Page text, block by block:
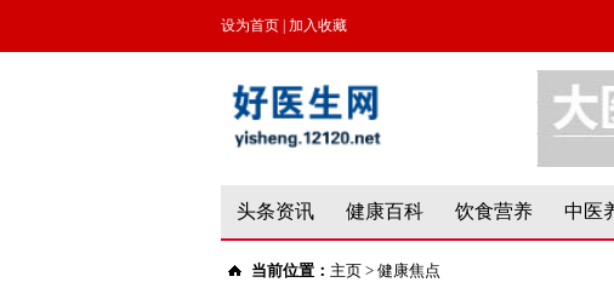
设为首页 加入收藏
头条资讯 健康百科 饮食营养 中医
当前位置： 主页 > 健康焦点